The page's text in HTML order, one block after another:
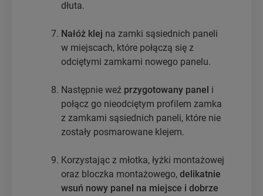
dłuta.
Nałóż klej na zamki sąsiednich paneli
w miejscach, które połączą się z
odciętymi zamkami nowego panelu.
Następnie weź przygotowany panel i
połącz go nieodciętym profilem zamka
z zamkami sąsiednich paneli, które nie
zostały posmarowane klejem.
Korzystając z młotka, łyżki montażowej
oraz bloczka montażowego, delikatnie
wsuń nowy panel na miejsce i dobrze